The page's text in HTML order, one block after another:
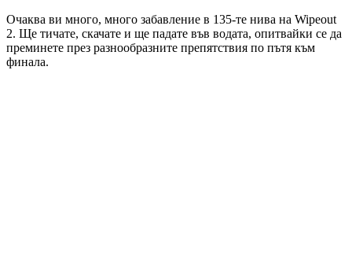
Очаква ви много, много забавление в 135-те нива на Wipeout
2. Ще тичате, скачате и ще падате във водата, опитвайки се да
преминете през разнообразните препятствия по пътя към
финала.